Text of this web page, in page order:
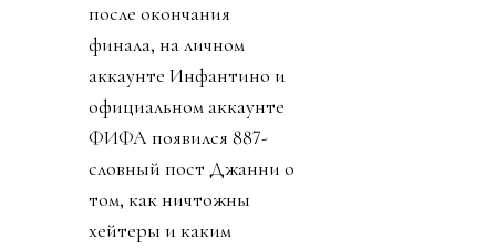
после окончания
финала, на личном
аккаунте Инфантино и
официальном аккаунте
ФИФА появился 887-
словный пост Джанни о
том, как ничтожны
хейтеры и каким